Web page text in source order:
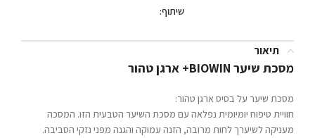
שיתוף:
תיאור
מסכת שיער BIOWIN+ ארגן טהור
מסכת שיער על בסיס ארגן טהור:
חוויית טיפוח יומיומית נפלאה עם מסכת השיער הטבעית הזו. המסכה
מעניקה לשיערך לחות מרובה, הזנה עמוקה והגנה מפני נזקי הסביבה.